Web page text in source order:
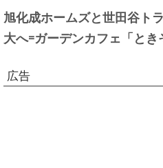
旭化成ホームズと世田谷ト
大へ=ガーデンカフェ「と
広告